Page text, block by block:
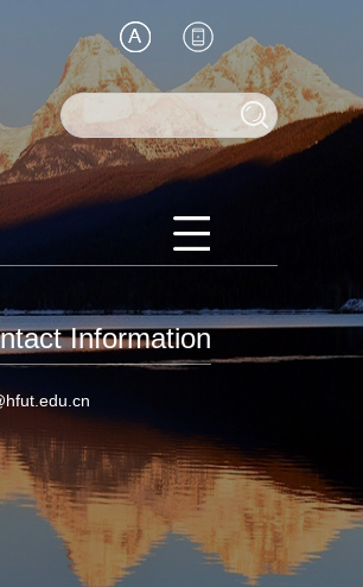
Information